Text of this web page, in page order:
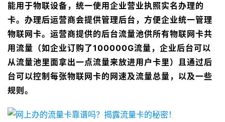
能用于物联设备，统一使用企业营业执照实名办理的
卡。办理后运营商会提供管理后台，方便企业统一管理
物联网卡。运营商提供的后台流量池供所有物联网卡共
用流量（如企业订购了100000G流量，企业后台可以
从流量池里面拿出一点流量来放进用户卡里）且通过后
台可以控制每张物联网卡的网速及流量总量，以及一些
规则。